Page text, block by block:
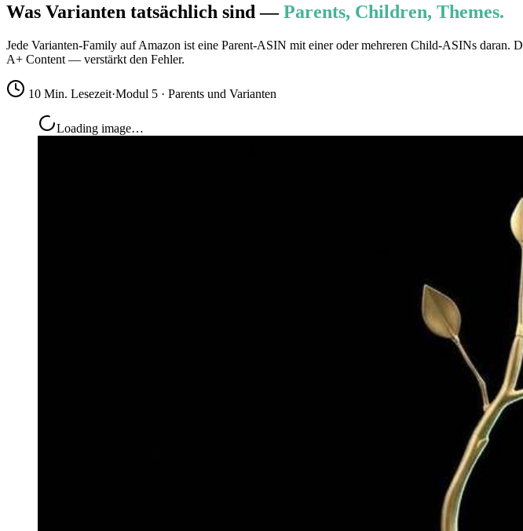
Was Varianten tatsächlich sind — Parents, Children, Themes.
Jede Varianten-Family auf Amazon ist eine Parent-ASIN mit einer oder mehreren Child-ASINs
A+ Content — verstärkt den Fehler.
10 Min. Lesezeit·Modul 5 · Parents und Varianten
Loading image…